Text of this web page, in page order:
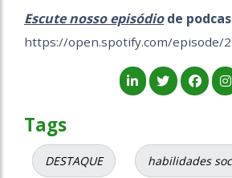
Escute nosso episódiode
https://open.spotify.com/episode/
Tags
DESTAQUE habilidades